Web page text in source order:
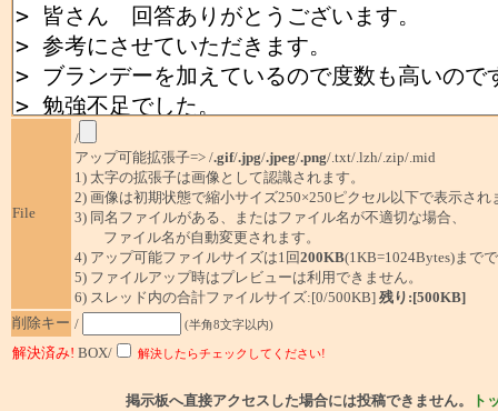
File
/
アップ可能拡張子=> /.gif/.jpg/.jpeg/.png/.txt/.lzh/.zip/.mid
1) 太字の拡張子は画像として認識されます。
2) 画像は初期状態で縮小サイズ250×250ピクセル以下で表示され
3) 同名ファイルがある、またはファイル名が不適切な場合、
ファイル名が自動変更されます。
4) アップ可能ファイルサイズは1回200KB(1KB=1024Bytes)まで
5) ファイルアップ時はプレビューは利用できません。
6) スレッド内の合計ファイルサイズ:[0/500KB] 残り:[500KB]
削除キー / (半角8文字以内)
解決済み! BOX/ 解決したらチェックしてください!
掲示板へ直接アクセスした場合には投稿できません。 ト